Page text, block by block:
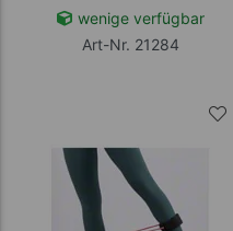
wenige verfügbar
Art-Nr. 21284